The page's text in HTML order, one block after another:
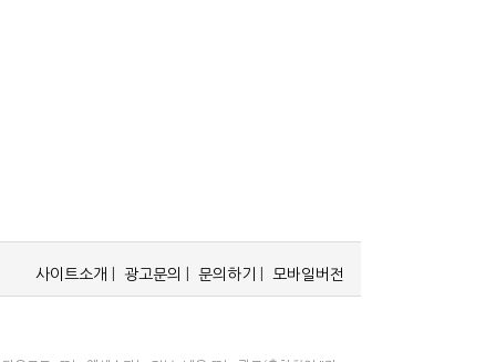
사이트소개 광고문의 문의하기 모바일버전